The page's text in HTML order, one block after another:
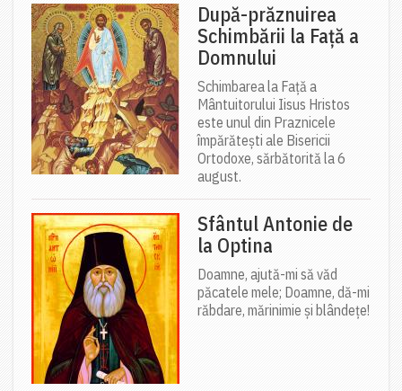
După-prăznuirea
Schimbării la Față a
Domnului
Schimbarea la Față a
Mântuitorului Iisus Hristos
este unul din Praznicele
împărătești ale Bisericii
Ortodoxe, sărbătorită la 6
august.
Sfântul Antonie de
la Optina
Doamne, ajută-mi să văd
păcatele mele; Doamne, dă-mi
răbdare, mărinimie şi blândeţe!